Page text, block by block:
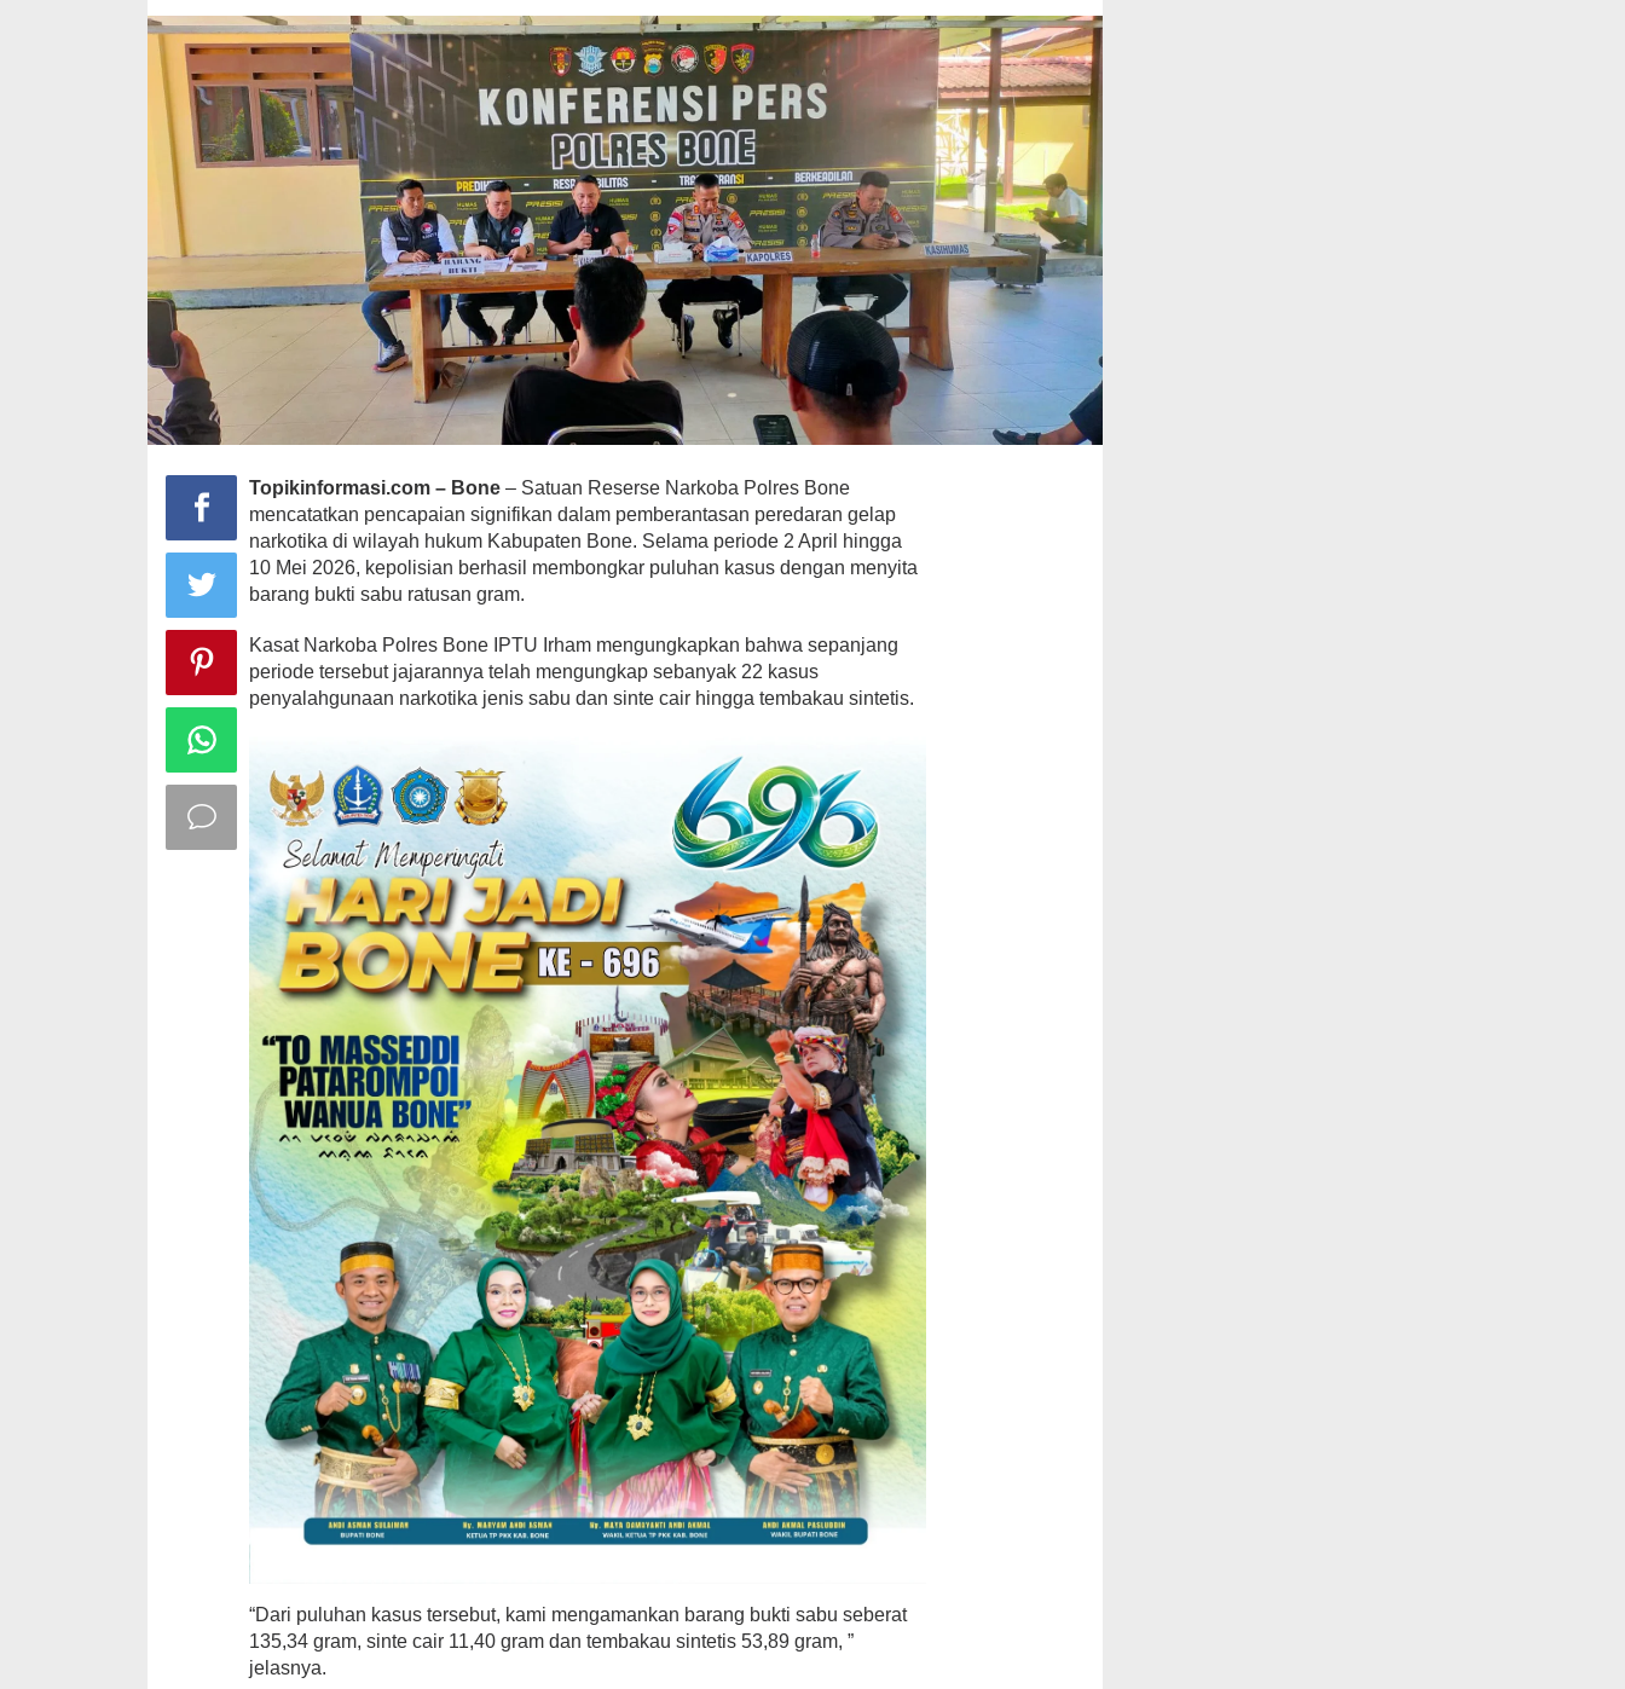
Topikinformasi.com – Bone– Satuan Reserse Narkoba Polres Bone
mencatatkan pencapaian signifikan dalam pemberantasan peredaran gelap
narkotika di wilayah hukum Kabupaten Bone. Selama periode 2 April hingga
10 Mei 2026, kepolisian berhasil membongkar puluhan kasus dengan menyita
barang bukti sabu ratusan gram.
​Kasat Narkoba Polres Bone IPTU Irham mengungkapkan bahwa sepanjang
periode tersebut jajarannya telah mengungkap sebanyak 22 kasus
penyalahgunaan narkotika jenis sabu dan sinte cair hingga tembakau sintetis.
“Dari puluhan kasus tersebut, kami mengamankan barang bukti sabu seberat
135,34 gram, sinte cair 11,40 gram dan tembakau sintetis 53,89 gram, ”
jelasnya.